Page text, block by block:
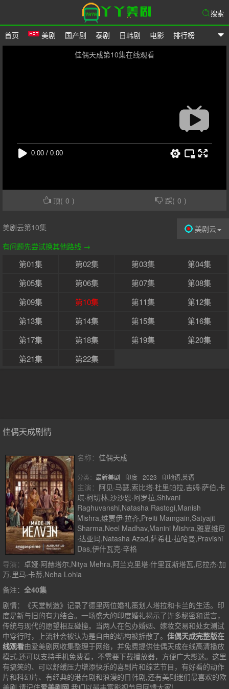
爱美剧网
首页 美剧 国产剧 泰剧 日韩剧 电影 排行榜
搜索
佳偶天成第10集在线观看
顶( 0 ) 踩( 0 )
美剧云
美剧云第10集
有问题先尝试换其他路线 →
第01集 第02集 第03集
第04集
第05集
第06集 第07集
第08集
第09集
第10集 第11集
第12集
第13集
第14集 第15集
第16集
第17集
第18集 第19集
第20集
第21集
第22集
佳偶天成剧情
名称： 佳偶天成
分类： 最新美剧 印度 2023 印地语,英语
主演： 阿见·马瑟,索比塔·杜里帕拉,吉姆·萨伯,卡
琪·柯切林,沙沙恩·阿罗拉,Shivani
Raghuvanshi,Natasha Rastogi,Manish
Mishra,维贾伊·拉齐,Preiti Mamgain,Satyajit
Sharma,Neel Madhav,Manini Mishra,雅夏维尼
·达亚玛,Natasha Azad,萨希杜·拉哈曼,Pravishi
Das,伊什瓦克·辛格
导演： 卓娅·阿赫塔尔,Nitya Mehra,阿兰克里塔·什里瓦斯塔瓦,尼拉杰·加
万,里马·卡蒂,Neha Lohia
备注： 全40集
剧情：
《天堂制造》记录了德里两位婚礼策划人塔拉和卡兰的生活。印
度是新与旧的有力结合。一场盛大的印度婚礼揭示了许多秘密和谎言，
传统与现代的愿望相互碰撞。当两人在包办婚姻、嫁妆交易和处女测试
中穿行时，上流社会被认为是自由的结构被拆散了。 佳偶天成完整版在
线观看由爱美剧网收集整理于网络，并免费提供佳偶天成在线高清播放
模式,还可以支持手机免费看，不需要下载播放器，方便广大影迷。这里
有搞笑的、可以舒缓压力增添快乐的喜剧片和综艺节目，有好看的动作
片和科幻片、有经典的港台剧和浪漫的日韩剧,还有美剧迷们最喜欢的欧
美剧,请记住爱美剧网 ,我们以最丰富影视节目回馈大家!